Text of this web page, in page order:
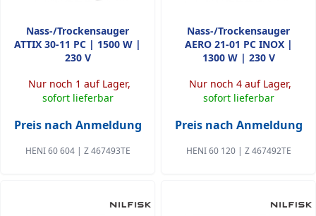
Nass-/Trockensauger
ATTIX 30-11 PC | 1500 W |
230 V
Nur noch 1 auf Lager,
sofort lieferbar
Preis nach Anmeldung
HENI 60 604 | Z 467493TE
Nass-/Trockensauger
AERO 21-01 PC INOX |
1300 W | 230 V
Nur noch 4 auf Lager,
sofort lieferbar
Preis nach Anmeldung
HENI 60 120 | Z 467492TE